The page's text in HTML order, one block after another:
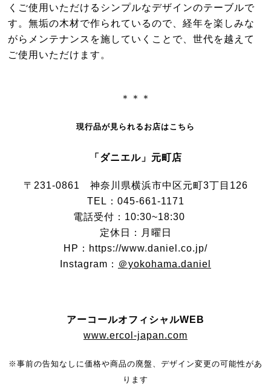
くご使用いただけるシンプルなデザインのテーブルで
す。無垢の木材で作られているので、経年を楽しみな
がらメンテナンスを施していくことで、世代を越えて
ご使用いただけます。
＊＊＊
現行品が見られるお店はこちら
「ダニエル」元町店
〒231-0861 神奈川県横浜市中区元町3丁目126
TEL：045-661-1171
電話受付：10:30~18:30
定休日：月曜日
HP：https://www.daniel.co.jp/
Instagram： ＠yokohama.daniel
アーコールオフィシャルWEB
www.ercol-japan.com
※事前の告知なしに価格や商品の廃盤、デザイン変更の可能性があ
ります